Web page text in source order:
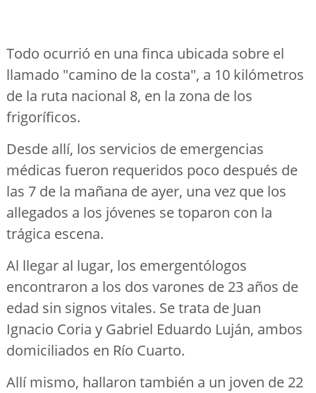
Todo ocurrió en una finca ubicada sobre el
llamado "camino de la costa", a 10 kilómetros
de la ruta nacional 8, en la zona de los
frigoríficos.
Desde allí, los servicios de emergencias
médicas fueron requeridos poco después de
las 7 de la mañana de ayer, una vez que los
allegados a los jóvenes se toparon con la
trágica escena.
Al llegar al lugar, los emergentólogos
encontraron a los dos varones de 23 años de
edad sin signos vitales. Se trata de Juan
Ignacio Coria y Gabriel Eduardo Luján, ambos
domiciliados en Río Cuarto.
Allí mismo, hallaron también a un joven de 22